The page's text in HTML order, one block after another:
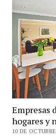
Empresas
hogares y
10 DE